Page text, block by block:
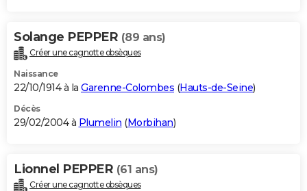
Solange PEPPER (89 ans)
Créer une cagnotte obsèques
Naissance
22/10/1914 à la Garenne-Colombes (Hauts-de-Seine)
Décès
29/02/2004 à Plumelin (Morbihan)
Lionnel PEPPER (61 ans)
Créer une cagnotte obsèques